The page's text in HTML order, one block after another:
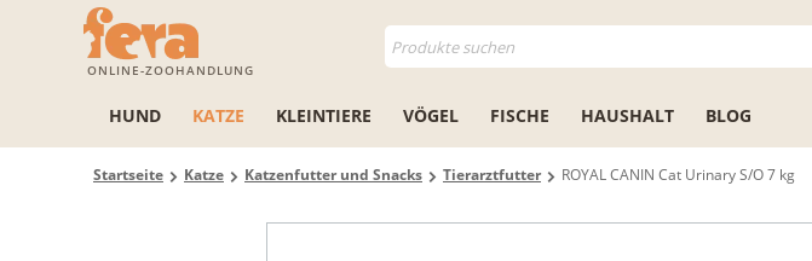
ONLINE-ZOOHANDLUNG
HUND KATZE KLEINTIERE VÖGEL FISCHE HAUSHALT BLOG
Startseite Katze Katzenfutter und Snacks Tierarztfutter ROYAL CANIN Cat Urinary S/O 7 kg